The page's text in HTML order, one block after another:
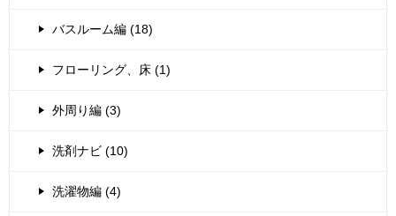
バスルーム編 (18)
フローリング、床 (1)
外周り編 (3)
洗剤ナビ (10)
洗濯物編 (4)